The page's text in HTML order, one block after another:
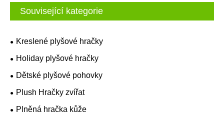
Související kategorie
Kreslené plyšové hračky
Holiday plyšové hračky
Dětské plyšové pohovky
Plush Hračky zvířat
Plněná hračka kůže